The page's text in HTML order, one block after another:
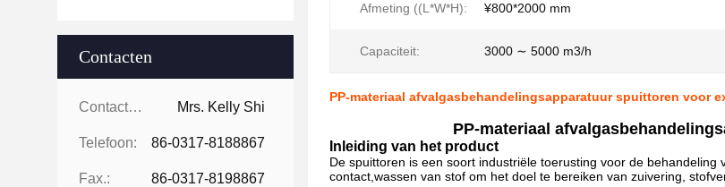
Contacten
Contacten: Mrs. Kelly Shi
Telefoon: 86-0317-8188867
Fax.: 86-0317-8198867
Afmeting ((L*W*H): ¥800*2000 mm
Capaciteit: 3000 ∼ 5000 m3/h
PP-materiaal afvalgasbehandelingsapparatuur spuittoren voor
PP-materiaal
Inleiding van het product
De spuittoren is een soort industriële toerusting voor de
contact,wassen van stof om het doel te bereiken van zuivering,